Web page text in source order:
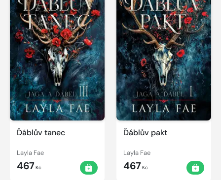
Ďáblův tanec
Layla Fae
467Kč
Ďáblův pakt
Layla Fae
467Kč